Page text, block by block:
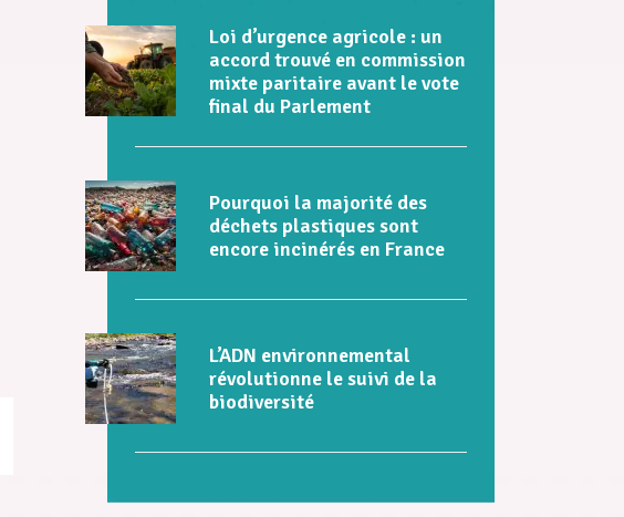
Loi d’urgence agricole : un
accord trouvé en commission
mixte paritaire avant le vote
final du Parlement
Pourquoi la majorité des
déchets plastiques sont
encore incinérés en France
L’ADN environnemental
révolutionne le suivi de la
biodiversité